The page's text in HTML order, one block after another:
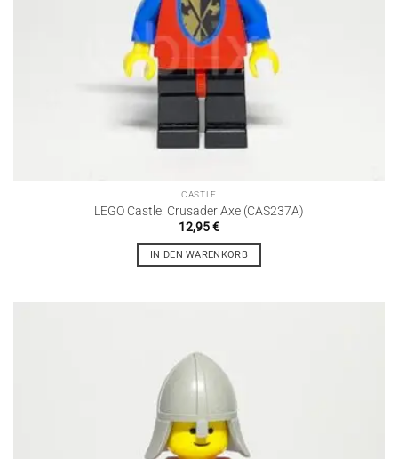
CASTLE
LEGO Castle: Crusader Axe (CAS237A)
12,95€
IN DEN WARENKORB